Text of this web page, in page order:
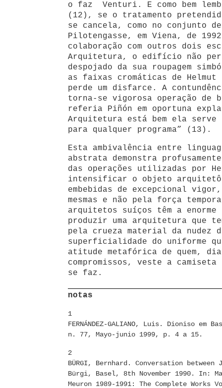
o faz Venturi. E como bem
(12), se o tratamento
se cancela, como no conjunto
Pilotengasse, em Viena, de
colaboração com outros dois
Arquitetura, o edifício não
despojado da sua roupagem
as faixas cromáticas de Helmut
perde um disfarce. A
torna-se vigorosa operação de
referia Piñón em oportuna
Arquitetura está bem ela serve
para qualquer programa” (13).
Esta ambivalência entre
abstrata demonstra
das operações utilizadas por
intensificar o objeto
embebidas de excepcional
mesmas e não pela força
arquitetos suíços têm a enorme
produzir uma arquitetura que
pela crueza material da nudez
superficialidade do uniforme
atitude metafórica de quem,
compromissos, veste a camiseta
se faz.
notas
1
FERNÁNDEZ-GALIANO, Luis. Dioniso
n. 77, Mayo-junio 1999, p. 4 a 15.
2
BÜRGI, Bernhard. Conversation between
Bürgi, Basel, 8th November 1990. In:
Meuron 1989-1991: The Complete Works